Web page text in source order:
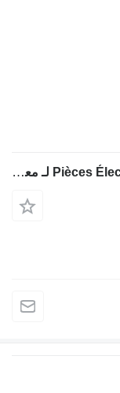
Pièces Électriques Telemecanique TSX DMF 401 لـ معدات طبية